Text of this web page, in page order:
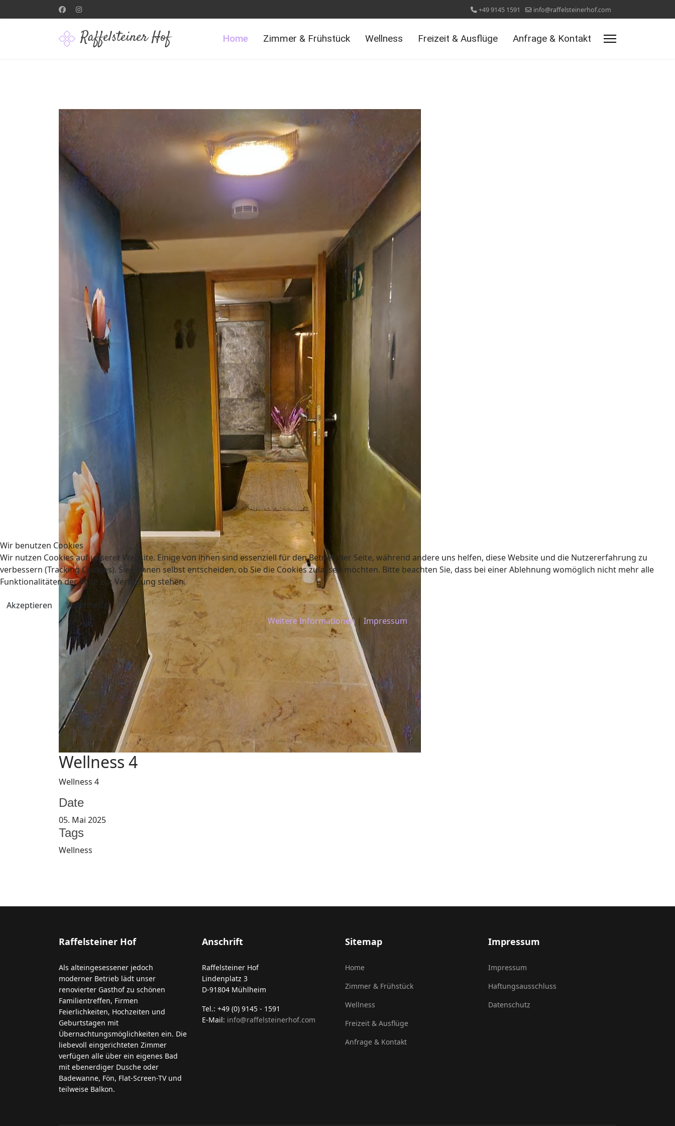
+49 9145 1591 info@raffelsteinerhof.com
Home Zimmer & Frühstück Wellness Freizeit & Ausflüge Anfrage & Kontakt
Wellness 4
Wellness 4
Date
05. Mai 2025
Tags
Wellness
Raffelsteiner Hof
Als alteingesessener jedoch
moderner Betrieb lädt unser
renovierter Gasthof zu schönen
Familientreffen, Firmen
Feierlichkeiten, Hochzeiten und
Geburtstagen mit
Übernachtungsmöglichkeiten ein. Die
liebevoll eingerichteten Zimmer
verfügen alle über ein eigenes Bad
mit ebenerdiger Dusche oder
Badewanne, Fön, Flat-Screen-TV und
teilweise Balkon.
Anschrift
Raffelsteiner Hof
Lindenplatz 3
D-91804 Mühlheim
Tel.: +49 (0) 9145 - 1591
E-Mail: info@raffelsteinerhof.com
Sitemap
Home
Zimmer & Frühstück
Wellness
Freizeit & Ausflüge
Anfrage & Kontakt
Impressum
Impressum
Haftungsausschluss
Datenschutz
Wir benutzen Cookies
Wir nutzen Cookies auf unserer Website. Einige von ihnen sind essenziell für den Betrieb der Seite, während andere uns helfen, diese Website und die Nutzererfahrung zu
verbessern (Tracking Cookies). Sie können selbst entscheiden, ob Sie die Cookies zulassen möchten. Bitte beachten Sie, dass bei einer Ablehnung womöglich nicht mehr alle
Funktionalitäten der Seite zur Verfügung stehen.
Akzeptieren
Ablehnen
Weitere Informationen| Impressum